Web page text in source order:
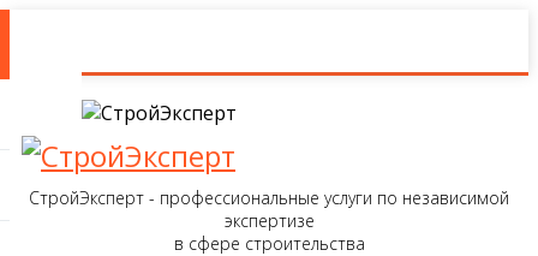
СтройЭксперт - профессиональные услуги по независимой
экспертизе
в сфере строительства